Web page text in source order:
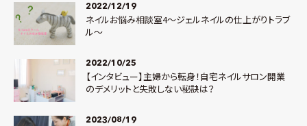
2022/12/19
ネイルお悩み相談室4～ジェルネイルの仕上がりトラブ
ル～
2022/10/25
【インタビュー】主婦から転身！自宅ネイルサロン開業
のデメリットと失敗しない秘訣は？
2023/08/19